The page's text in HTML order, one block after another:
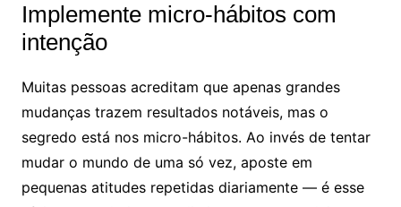
Implemente micro-hábitos com
intenção
Muitas pessoas acreditam que apenas grandes
mudanças trazem resultados notáveis, mas o
segredo está nos micro-hábitos. Ao invés de tentar
mudar o mundo de uma só vez, aposte em
pequenas atitudes repetidas diariamente — é esse